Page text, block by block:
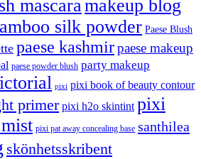
mascaramakeup blog
silk powder Paese Blush
paese kashmirpaese makeup
paese powder blush party makeup
pixi pixi book of beauty contour
primer pixi h2o skintint pixi
pixi pat away concealing base santhilea
skönhetsskribent